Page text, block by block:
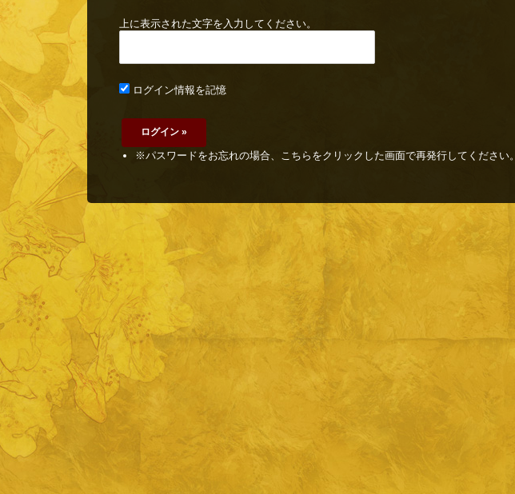
上に表示された文字を入力してください。
ログイン情報を記憶
※パスワードをお忘れの場合、こちらをクリックした画面で再発行してください。